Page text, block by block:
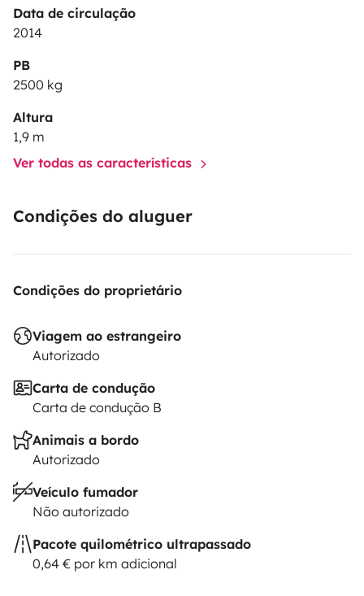
Data de circulação
2014
PB
2500 kg
Altura
1,9 m
Ver todas as características
Condições do aluguer
Condições do proprietário
Viagem ao estrangeiro
Autorizado
Carta de condução
Carta de condução B
Animais a bordo
Autorizado
Veículo fumador
Não autorizado
Pacote quilométrico ultrapassado
0,64 € por km adicional